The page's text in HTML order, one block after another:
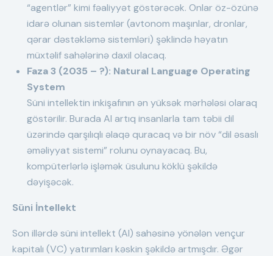
“agentlər” kimi fəaliyyət göstərəcək. Onlar öz-özünə
idarə olunan sistemlər (avtonom maşınlar, dronlar,
qərar dəstəkləmə sistemləri) şəklində həyatın
müxtəlif sahələrinə daxil olacaq.
Faza 3 (2035 – ?): Natural Language Operating
System
Süni intellektin inkişafının ən yüksək mərhələsi olaraq
göstərilir. Burada AI artıq insanlarla tam təbii dil
üzərində qarşılıqlı əlaqə quracaq və bir növ “dil əsaslı
əməliyyat sistemi” rolunu oynayacaq. Bu,
kompüterlərlə işləmək üsulunu köklü şəkildə
dəyişəcək.
Süni İntellekt
Son illərdə süni intellekt (AI) sahəsinə yönələn vençur
kapitalı (VC) yatırımları kəskin şəkildə artmışdır. Əgər